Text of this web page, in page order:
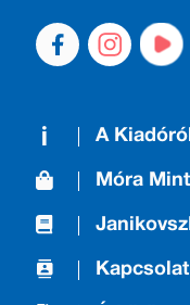
A
Móra
Kapcsolat